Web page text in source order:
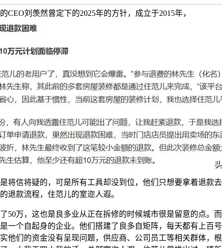
CEO刘羡然曾定下的2025年的方针，成立于2015年，
将信将疑的，可是所有工具却没到位，他们只想要拿着退款
退款流程，住范儿的室迩人遐。
万，这也是良多业从正在拆修的时候城市很是留意的点。
一个自起身的企业。他们搭建了良多自矩阵，每天都有上百
他们的资金没有呈现问题，供应商、公司员工等相关群体，